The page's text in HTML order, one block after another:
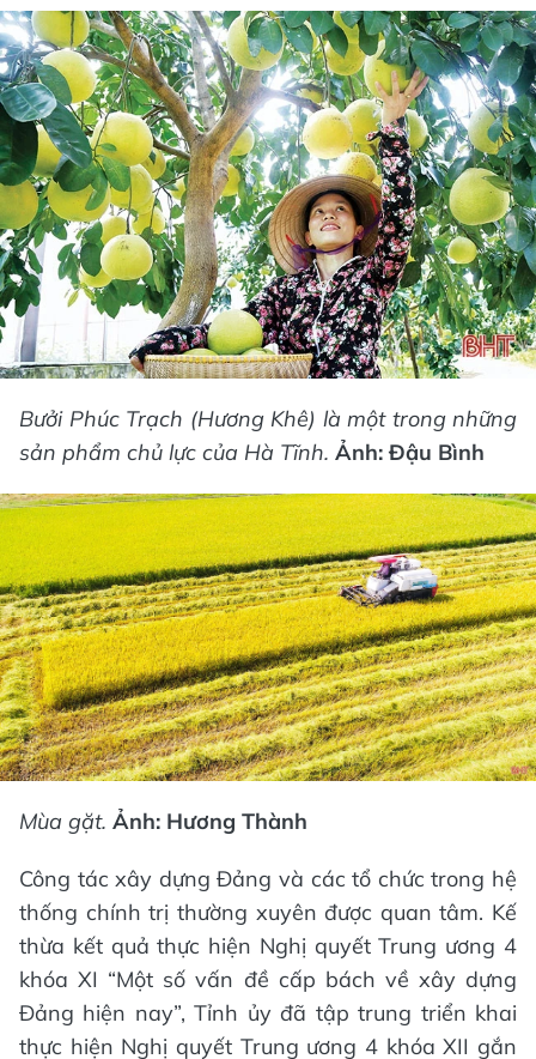
Bưởi Phúc Trạch (Hương Khê) là một trong những
sản phẩm chủ lực của Hà Tĩnh. Ảnh: Đậu Bình
Mùa gặt. Ảnh: Hương Thành
Công tác xây dựng Đảng và các tổ chức trong hệ
thống chính trị thường xuyên được quan tâm. Kế
thừa kết quả thực hiện Nghị quyết Trung ương 4
khóa XI “Một số vấn đề cấp bách về xây dựng
Đảng hiện nay”, Tỉnh ủy đã tập trung triển khai
thực hiện Nghị quyết Trung ương 4 khóa XII gắn